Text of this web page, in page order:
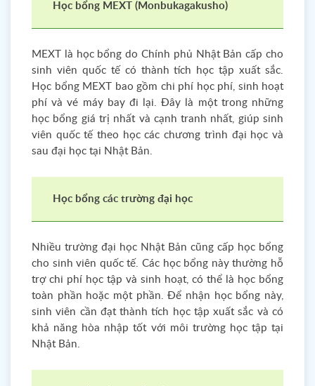
Học bổng MEXT (Monbukagakusho)
MEXT là học bổng do Chính phủ Nhật Bản cấp cho
sinh viên quốc tế có thành tích học tập xuất sắc.
Học bổng MEXT bao gồm chi phí học phí, sinh hoạt
phí và vé máy bay đi lại. Đây là một trong những
học bổng giá trị nhất và cạnh tranh nhất, giúp sinh
viên quốc tế theo học các chương trình đại học và
sau đại học tại Nhật Bản.
Học bổng các trường đại học
Nhiều trường đại học Nhật Bản cũng cấp học bổng
cho sinh viên quốc tế. Các học bổng này thường hỗ
trợ chi phí học tập và sinh hoạt, có thể là học bổng
toàn phần hoặc một phần. Để nhận học bổng này,
sinh viên cần đạt thành tích học tập xuất sắc và có
khả năng hòa nhập tốt với môi trường học tập tại
Nhật Bản.